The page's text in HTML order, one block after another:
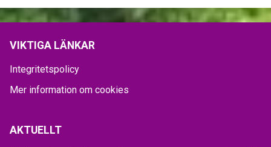
VIKTIGA LÄNKAR
Integritetspolicy
Mer information om cookies
AKTUELLT